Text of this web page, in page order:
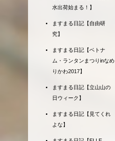
水出荷始まる！】
ますまる日記【自由研
究】
ますまる日記【ベトナ
ム・ランタンまつりinなめ
りかわ2017】
ますまる日記【立山山の
日ウィーク】
ますまる日記【見てくれ
よな】